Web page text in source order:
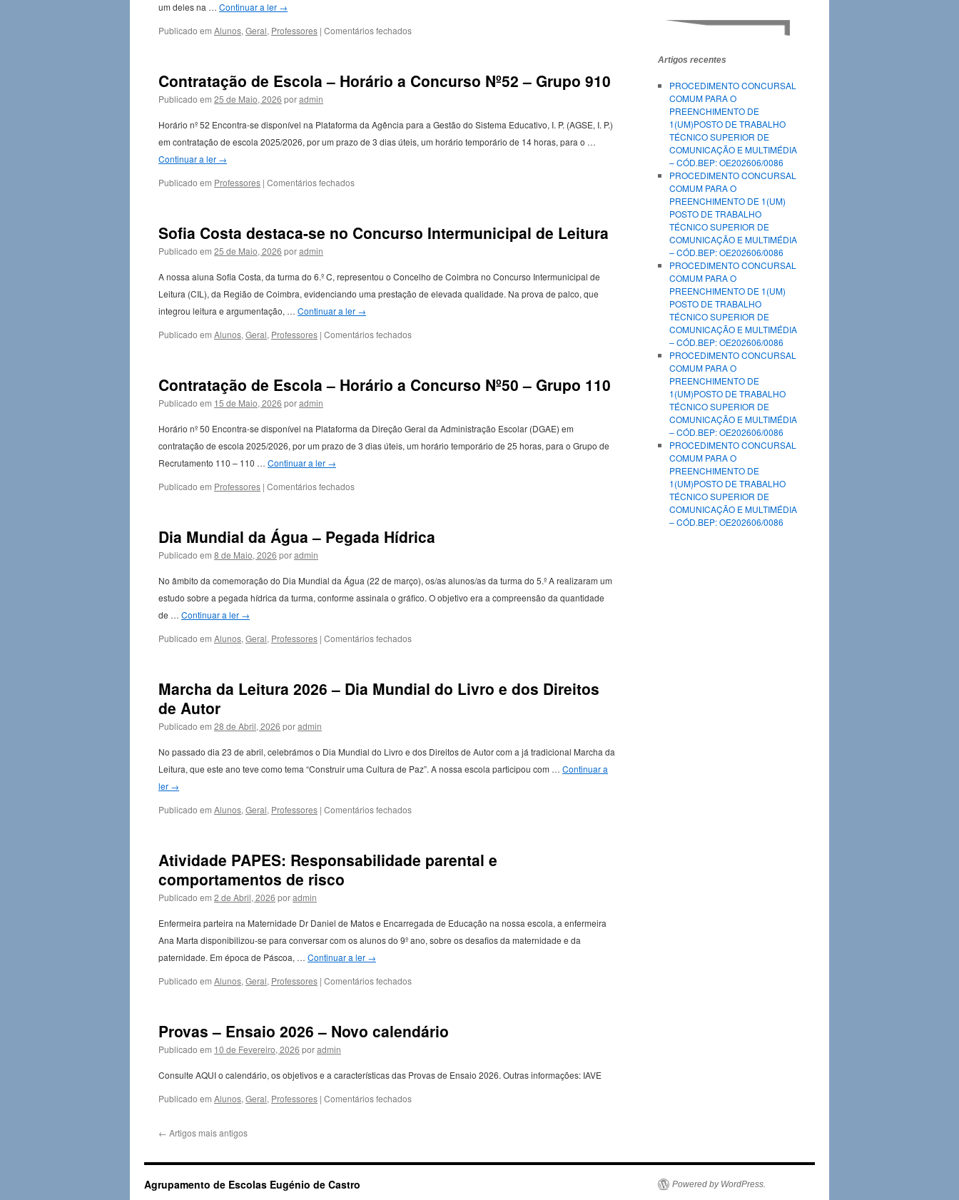
um deles na … Continuar a ler →
Publicado em Alunos, Geral, Professores | Comentários fechadosem
Badminton
Escolar
2025/2026
Contratação de Escola – Horário a Concurso Nº52 – Grupo 910
Publicado em 25 de Maio, 2026 poradmin
Horário nº 52 Encontra-se disponível na Plataforma da Agência para a Gestão do Sistema Educativo, I. P. (AGSE, I. P.)
em contratação de escola 2025/2026, por um prazo de 3 dias úteis, um horário temporário de 14 horas, para o …
Continuar a ler →
Publicado em Professores | Comentários fechadosem
–
Concurso
Nº52
–
Grupo
Sofia Costa destaca-se no Concurso Intermunicipal de Leitura
Publicado em 25 de Maio, 2026 poradmin
A nossa aluna Sofia Costa, da turma do 6.º C, representou o Concelho de Coimbra no Concurso Intermunicipal de
Leitura (CIL), da Região de Coimbra, evidenciando uma prestação de elevada qualidade. Na prova de palco, que
integrou leitura e argumentação, … Continuar a ler →
Publicado em Alunos, Geral, Professores | Comentários fechadosem
se
Intermunicipal
de
Leitura
Contratação de Escola – Horário a Concurso Nº50 – Grupo 110
Publicado em 15 de Maio, 2026 poradmin
Horário nº 50 Encontra-se disponível na Plataforma da Direção Geral da Administração Escolar (DGAE) em
contratação de escola 2025/2026, por um prazo de 3 dias úteis, um horário temporário de 25 horas, para o Grupo de
Recrutamento 110 – 110 … Continuar a ler →
Publicado em Professores | Comentários fechadosem
–
Concurso
Nº50
–
Dia Mundial da Água – Pegada Hídrica
Publicado em 8 de Maio, 2026 poradmin
No âmbito da comemoração do Dia Mundial da Água (22 de março), os/as alunos/as da turma do 5.º A realizaram um
estudo sobre a pegada hídrica da turma, conforme assinala o gráfico. O objetivo era a compreensão da quantidade
de … Continuar a ler →
Publicado em Alunos, Geral, Professores | Comentários fechadosem
Água
Marcha da Leitura 2026 – Dia Mundial do Livro e dos Direitos
de Autor
Publicado em 28 de Abril, 2026 poradmin
No passado dia 23 de abril, celebrámos o Dia Mundial do Livro e dos Direitos de Autor com a já tradicional Marcha da
Leitura, que este ano teve como tema “Construir uma Cultura de Paz”. A nossa escola participou com … Continuar a
ler →
Publicado em Alunos, Geral, Professores | Comentários fechadosem
2026
Livro
e
Atividade PAPES: Responsabilidade parental e
comportamentos de risco
Publicado em 2 de Abril, 2026 poradmin
Enfermeira parteira na Maternidade Dr Daniel de Matos e Encarregada de Educação na nossa escola, a enfermeira
Ana Marta disponibilizou-se para conversar com os alunos do 9º ano, sobre os desafios da maternidade e da
paternidade. Em época de Páscoa, … Continuar a ler →
Publicado em Alunos, Geral, Professores | Comentários fechadosem
parental
de
risco
Provas – Ensaio 2026 – Novo calendário
Publicado em 10 de Fevereiro, 2026 poradmin
Consulte AQUI o calendário, os objetivos e a características das Provas de Ensaio 2026. Outras informações: IAVE
Publicado em Alunos, Geral, Professores | Comentários fechadosem
–
← Artigos mais antigos
Artigos recentes
PROCEDIMENTO CONCURSAL
COMUM PARA O
PREENCHIMENTO DE
1(UM)POSTO DE TRABALHO
TÉCNICO SUPERIOR DE
COMUNICAÇÃO E MULTIMÉDIA
– CÓD.BEP: OE202606/0086
PROCEDIMENTO CONCURSAL
COMUM PARA O
PREENCHIMENTO DE 1(UM)
POSTO DE TRABALHO
TÉCNICO SUPERIOR DE
COMUNICAÇÃO E MULTIMÉDIA
– CÓD.BEP: OE202606/0086
PROCEDIMENTO CONCURSAL
COMUM PARA O
PREENCHIMENTO DE 1(UM)
POSTO DE TRABALHO
TÉCNICO SUPERIOR DE
COMUNICAÇÃO E MULTIMÉDIA
– CÓD.BEP: OE202606/0086
PROCEDIMENTO CONCURSAL
COMUM PARA O
PREENCHIMENTO DE
1(UM)POSTO DE TRABALHO
TÉCNICO SUPERIOR DE
COMUNICAÇÃO E MULTIMÉDIA
– CÓD.BEP: OE202606/0086
PROCEDIMENTO CONCURSAL
COMUM PARA O
PREENCHIMENTO DE
1(UM)POSTO DE TRABALHO
TÉCNICO SUPERIOR DE
COMUNICAÇÃO E MULTIMÉDIA
– CÓD.BEP: OE202606/0086
Agrupamento de Escolas Eugénio de Castro Powered by WordPress.